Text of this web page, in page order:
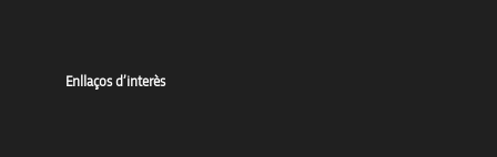
Enllaços d’interès